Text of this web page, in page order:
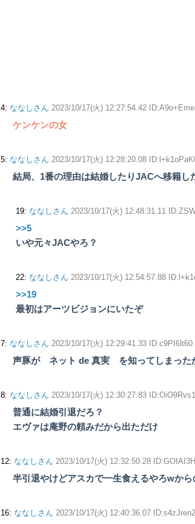
4: ななしさん 2023/10/17(火) 12:27:54.42
ケンケンの女
5: ななしさん 2023/10/17(火) 12:28:20.08
結局、1番の理由は結婚したりJACへ移籍し
19: ななしさん 2023/10/17(火) 12:48:31.11
>>5
いや元々JACやろ？
22: ななしさん 2023/10/17(火) 12:54:57.88
>>19
最初はアーツビジョンにいたぞ
7: ななしさん 2023/10/17(火) 12:29:41.33 ID:c9PI6lt60
声豚が ネット de 真実 を知ってしまった
8: ななしさん 2023/10/17(火) 12:30:27.83
普通に結婚引退だろ？
エヴァは庵野の頼みだから出ただけ
12: ななしさん 2023/10/17(火) 12:32:50.28
半引退やけどアスカで一生食えるやろwか
16: ななしさん 2023/10/17(火) 12:40:36.07